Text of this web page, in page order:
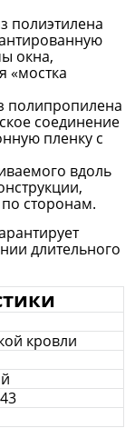
полиэтилена
окна,
«мостка
полипропилена
соединение
пленку с
вдоль
сторонам.
длительного
кровли